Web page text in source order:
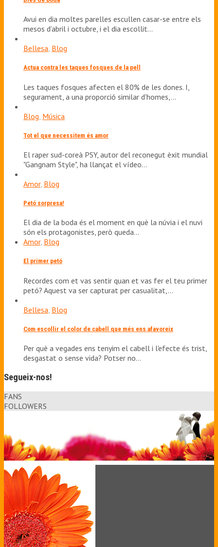
Avui en dia moltes parelles escullen casar-se entre els
mesos d’abril i octubre, i el dia escollit…
Bellesa, Blog
Actua contra les taques fosques de la pell
Les taques fosques afecten el 80% de les dones. I,
segurament, a una proporció similar d'homes,…
Blog Música
Tot el que necessitem és amor
El raper sud-coreà PSY, autor del reconegut èxit mundial
"Gangnam Style", ha llançat el vídeo…
Amor, Blog
Petó sorpresa!
El dia de la boda és el moment en què la núvia i el nuvi
són els protagonistes, però queda…
Amor, Blog
El primer petó
Recordes com et vas sentir quan et vas fer el teu primer
petó? Aquest va ser capturat per casualitat,…
Bellesa Blog
Com escollir el color de cabell que més ens afavoreix
Per què a vegades ens tenyim el cabell i l'efecte és trist,
desgastat o sense vida? Potser no…
Segueix-nos!
FANS
FOLLOWERS